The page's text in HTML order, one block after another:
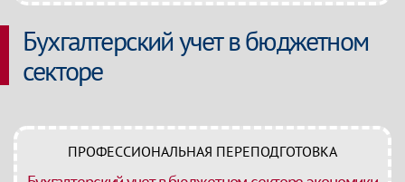
Бухгалтерский учет в бюджетном
секторе
ПРОФЕССИОНАЛЬНАЯ ПЕРЕПОДГОТОВКА